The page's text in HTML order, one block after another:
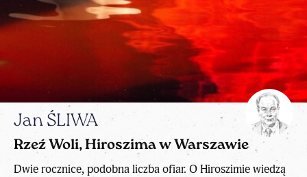
Jan ŚLIWA
Rzeź Woli, Hiroszima w Warszawie
Dwie rocznice, podobna liczba ofiar. O Hiroszimie wiedzą